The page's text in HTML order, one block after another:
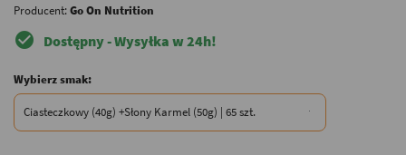
Producent:Go On Nutrition
check_circle Dostępny - Wysyłka w 24h!
Wybierz smak: